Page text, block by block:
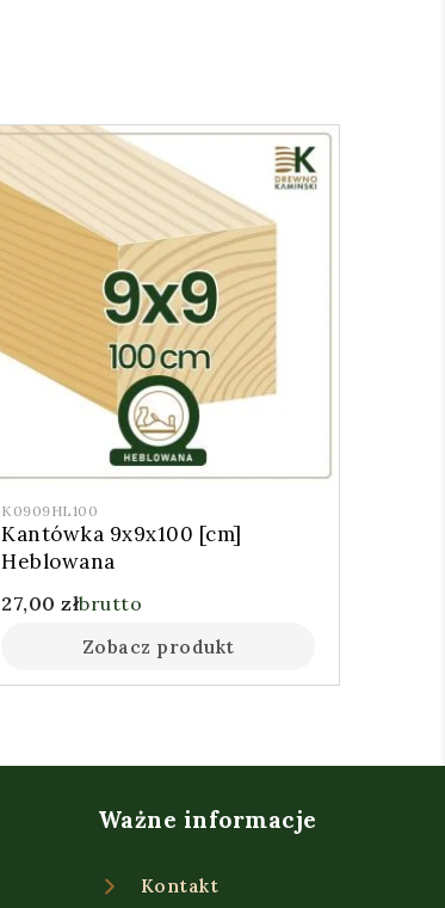
K0909HL100
Kantówka 9x9x100 [cm]
Heblowana
27,00złbrutto
Zobacz produkt
Ważne informacje
Kontakt